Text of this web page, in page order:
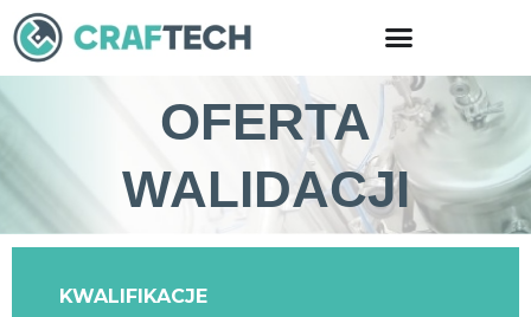
Skip
to
content
OFERTA
WALIDACJI
KWALIFIKACJE